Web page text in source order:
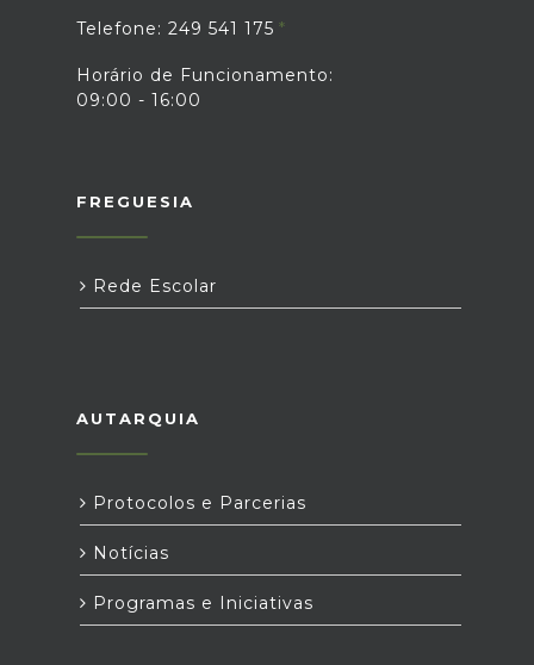
Telefone: 249 541 175
Horário de Funcionamento:
09:00 - 16:00
FREGUESIA
Rede Escolar
AUTARQUIA
Protocolos e Parcerias
Notícias
Programas e Iniciativas